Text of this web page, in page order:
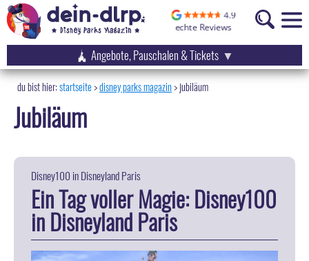
Angebote, Pauschalen & Tickets
startseite disney parks magazin>jubiläum
Jubiläum
Disney100 in Disneyland Paris
Ein Tag voller Magie: Disney100
in Disneyland Paris